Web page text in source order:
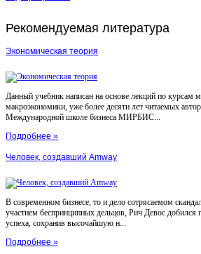
Рекомендуемая литература
Экономическая теория
Данный учебник написан на основе лекций по курсам
макроэкономики, уже более десяти лет читаемых
Международной школе бизнеса МИРБИС...
Подробнее »
Человек, создавший Amway
В современном бизнесе, то и дело сотрясаемом
участием беспринципных дельцов, Рич Девос добился
успеха, сохранив высочайшую н...
Подробнее »